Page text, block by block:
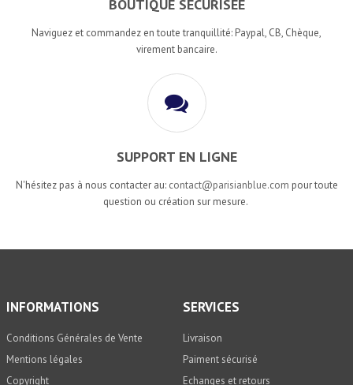
BOUTIQUE SÉCURISÉE
Naviguez et commandez en toute tranquillité: Paypal, CB, Chèque,
virement bancaire.
SUPPORT EN LIGNE
N'hésitez pas à nous contacter au: contact@parisianblue.com pour toute
question ou création sur mesure.
INFORMATIONS
Conditions Générales de Vente
Mentions légales
Copyright
SERVICES
Livraison
Paiment sécurisé
Echanges et retours